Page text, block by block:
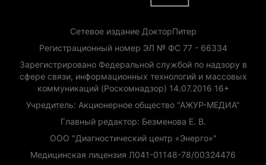
Сетевое издание ДокторПитер
Регистрационный номер ЭЛ № ФС 77 - 66334
Зарегистрировано Федеральной службой по надзору в
сфере связи, информационных технологий и массовых
коммуникаций (Роскомнадзор) 14.07.2016 16+
Учредитель: Акционерное общество "АЖУР-МЕДИА"
Главный редактор: Безменова Е. В.
ООО "Диагностический центр «Энерго»"
Медицинская лицензия Л041-01148-78/00324476